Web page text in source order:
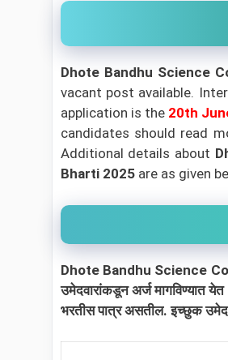
Dhote Bandhu Science
vacant post available.
application is the20th
candidates should read
Additional details about
Bharti 2025are as given
Dhote Bandhu Science
उमेदवारांकडून अर्ज मागविण्यात
भरतीस पात्र असतील. इच्छुक